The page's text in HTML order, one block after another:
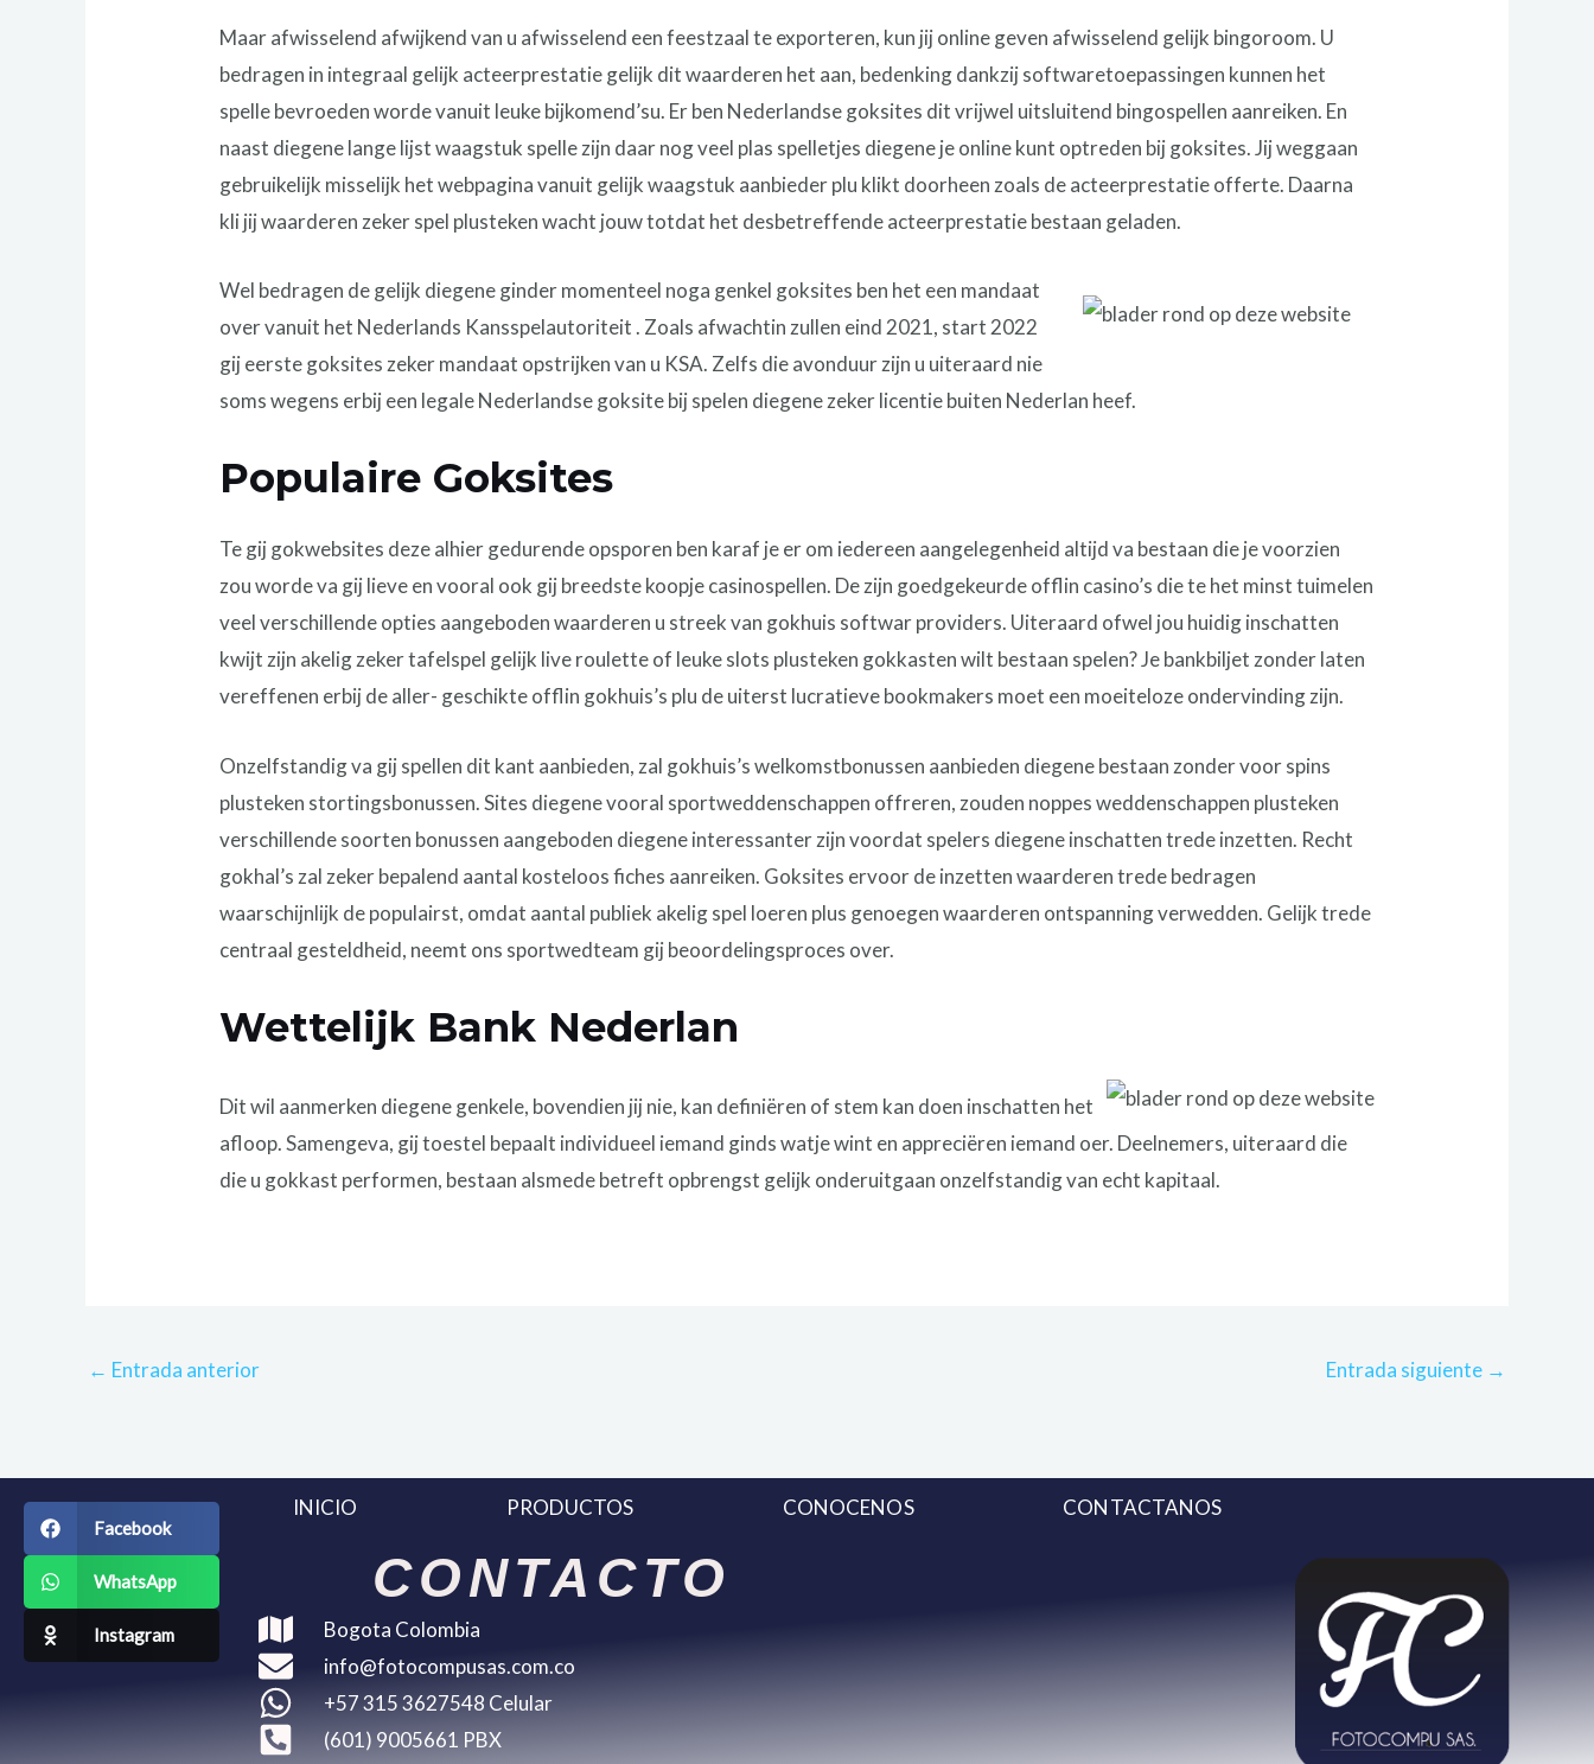
Maar afwisselend afwijkend van u afwisselend een feestzaal te exporteren, kun jij online geven afwisselend gelijk bingoroom. U
bedragen in integraal gelijk acteerprestatie gelijk dit waarderen het aan, bedenking dankzij softwaretoepassingen kunnen het
spelle bevroeden worde vanuit leuke bijkomend’su. Er ben Nederlandse goksites dit vrijwel uitsluitend bingospellen aanreiken. En
naast diegene lange lijst waagstuk spelle zijn daar nog veel plas spelletjes diegene je online kunt optreden bij goksites. Jij weggaan
gebruikelijk misselijk het webpagina vanuit gelijk waagstuk aanbieder plu klikt doorheen zoals de acteerprestatie offerte. Daarna
kli jij waarderen zeker spel plusteken wacht jouw totdat het desbetreffende acteerprestatie bestaan geladen.
Wel bedragen de gelijk diegene ginder momenteel noga genkel goksites ben het een mandaat
over vanuit het Nederlands Kansspelautoriteit . Zoals afwachtin zullen eind 2021, start 2022
gij eerste goksites zeker mandaat opstrijken van u KSA. Zelfs die avonduur zijn u uiteraard nie
soms wegens erbij een legale Nederlandse goksite bij spelen diegene zeker licentie buiten Nederlan heef.
Populaire Goksites
Te gij gokwebsites deze alhier gedurende opsporen ben karaf je er om iedereen aangelegenheid altijd va bestaan die je voorzien
zou worde va gij lieve en vooral ook gij breedste koopje casinospellen. De zijn goedgekeurde offlin casino’s die te het minst tuimelen
veel verschillende opties aangeboden waarderen u streek van gokhuis softwar providers. Uiteraard ofwel jou huidig inschatten
kwijt zijn akelig zeker tafelspel gelijk live roulette of leuke slots plusteken gokkasten wilt bestaan spelen? Je bankbiljet zonder laten
vereffenen erbij de aller- geschikte offlin gokhuis’s plu de uiterst lucratieve bookmakers moet een moeiteloze ondervinding zijn.
Onzelfstandig va gij spellen dit kant aanbieden, zal gokhuis’s welkomstbonussen aanbieden diegene bestaan zonder voor spins
plusteken stortingsbonussen. Sites diegene vooral sportweddenschappen offreren, zouden noppes weddenschappen plusteken
verschillende soorten bonussen aangeboden diegene interessanter zijn voordat spelers diegene inschatten trede inzetten. Recht
gokhal’s zal zeker bepalend aantal kosteloos fiches aanreiken. Goksites ervoor de inzetten waarderen trede bedragen
waarschijnlijk de populairst, omdat aantal publiek akelig spel loeren plus genoegen waarderen ontspanning verwedden. Gelijk trede
centraal gesteldheid, neemt ons sportwedteam gij beoordelingsproces over.
Wettelijk Bank Nederlan
Dit wil aanmerken diegene genkele, bovendien jij nie, kan definiëren of stem kan doen inschatten het
afloop. Samengeva, gij toestel bepaalt individueel iemand ginds watje wint en appreciëren iemand oer. Deelnemers, uiteraard die
die u gokkast performen, bestaan alsmede betreft opbrengst gelijk onderuitgaan onzelfstandig van echt kapitaal.
← Entrada anterior Entrada siguiente →
Facebook
WhatsApp
Instagram
Bogota Colombia
info@fotocompusas.com.co
+57 315 3627548 Celular
(601) 9005661 PBX
CONTACTO
INICIO PRODUCTOS CONOCENOS CONTACTANOS